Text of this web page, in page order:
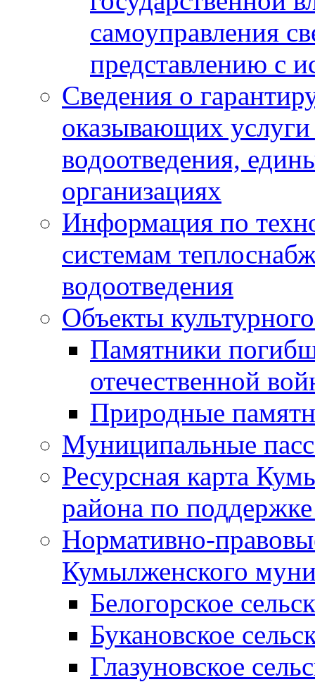
самоуправления
представлению с
Сведения о
оказывающих
водоотведения,
организациях
Информация по
системам
водоотведения
Объекты
Памятники
отечественной
Природные
Муниципальные
Ресурсная карта
района по
Нормативно-
Кумылженского
Белогорское
Букановское
Глазуновское